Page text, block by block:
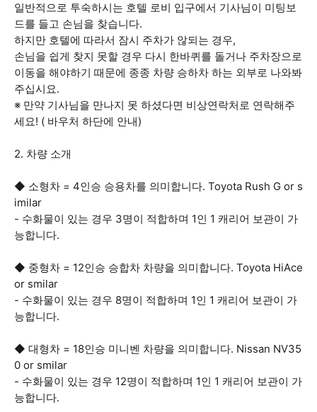
일반적으로 투숙하시는 호텔 로비 입구에서 기사님이 미팅보
드를 들고 손님을 찾습니다.
하지만 호텔에 따라서 잠시 주차가 않되는 경우,
손님을 쉽게 찾지 못할 경우 다시 한바퀴를 돌거나 주차장으로
이동을 해야하기 때문에 종종 차량 승하차 하는 외부로 나와봐
주십시요.
※ 만약 기사님을 만나지 못 하셨다면 비상연락처로 연락해주
세요! ( 바우처 하단에 안내)
2. 차량 소개
◆ 소형차 = 4인승 승용차를 의미합니다. Toyota Rush G or s
imilar
- 수화물이 있는 경우 3명이 적합하며 1인 1 캐리어 보관이 가
능합니다.
◆ 중형차 = 12인승 승합차 차량을 의미합니다. Toyota HiAce
or smilar
- 수화물이 있는 경우 8명이 적합하며 1인 1 캐리어 보관이 가
능합니다.
◆ 대형차 = 18인승 미니벤 차량을 의미합니다. Nissan NV35
0 or smilar
- 수화물이 있는 경우 12명이 적합하며 1인 1 캐리어 보관이 가
능합니다.